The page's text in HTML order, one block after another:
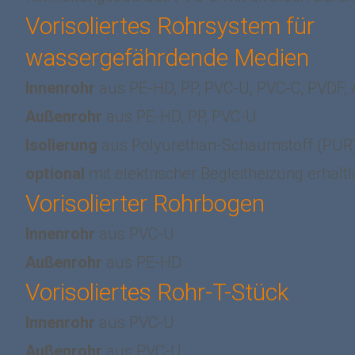
Vorisoliertes Rohrsystem für
wassergefährdende Medien
Innenrohr aus PE-HD, PP, PVC-U, PVC-C, PVDF,
Außenrohr aus PE-HD, PP, PVC-U
Isolierung aus Polyurethan-Schaumstoff
optional mit elektrischer Begleitheizung
Vorisolierter Rohrbogen
Innenrohr aus PVC-U
Außenrohr aus PE-HD
Vorisoliertes Rohr-T-Stück
Innenrohr aus PVC-U
Außenrohr aus PVC-U